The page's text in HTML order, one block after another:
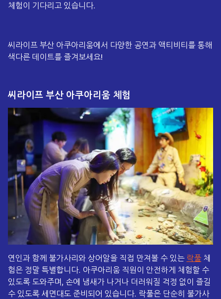
체험이 기다리고 있습니다.
씨라이프 부산 아쿠아리움에서 다양한 공연과 액티비티를 통해
색다른 데이트를 즐겨보세요!
씨라이프 부산 아쿠아리움 체험
연인과 함께 불가사리와 상어알을 직접 만져볼 수 있는 락풀 체
험은 정말 특별합니다. 아쿠아리움 직원이 안전하게 체험할 수
있도록 도와주며, 손에 냄새가 나거나 더러워질 걱정 없이 즐길
수 있도록 세면대도 준비되어 있습니다. 락풀은 단순히 불가사